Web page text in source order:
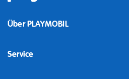
Über PLAYMOBIL
Service